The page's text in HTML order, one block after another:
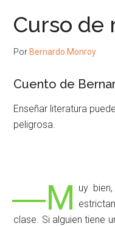
Curso de
Por Bernardo Monroy
Cuento de
Enseñar literatura
peligrosa.
―M uy
clase. Si alguien tiene